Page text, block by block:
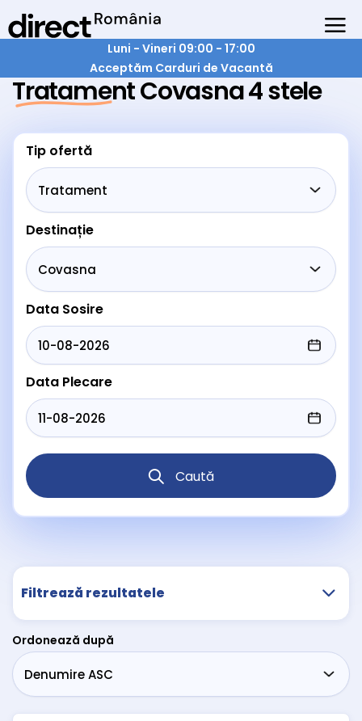
Luni - Vineri 09:00 - 17:00
Acceptăm Carduri de Vacantă
Tratament Covasna 4 stele
Tip ofertă
Destinație
Data Sosire
Data Plecare
Caută
Filtrează rezultatele
Ordonează după